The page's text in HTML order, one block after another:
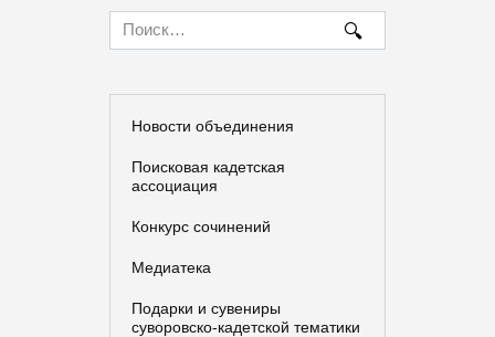
Search
for:
Новости объединения
Поисковая кадетская
ассоциация
Конкурс сочинений
Медиатека
Подарки и сувениры
суворовско-кадетской тематики